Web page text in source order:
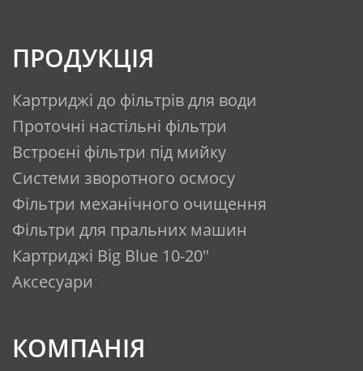
ПРОДУКЦІЯ
Картриджі до фільтрів для води
Проточні настільні фільтри
Встроєні фільтри під мийку
Системи зворотного осмосу
Фільтри механічного очищення
Фільтри для пральних машин
Картриджі Big Blue 10-20"
Аксесуари
КОМПАНІЯ